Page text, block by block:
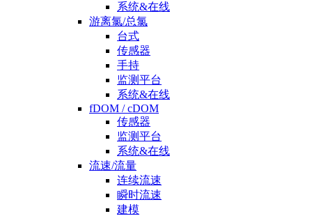
系统&在线
游离氯/总氯
台式
传感器
手持
监测平台
系统&在线
fDOM / cDOM
传感器
监测平台
系统&在线
流速/流量
连续流速
瞬时流速
建模